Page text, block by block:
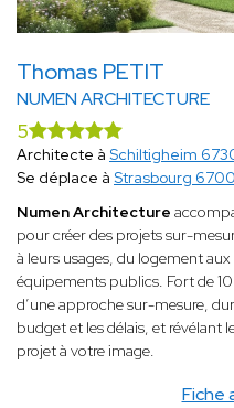
Thomas PETIT
NUMEN ARCHITECTURE
Fiche
5
Architecte à Schiltigheim
Se déplace à Strasbourg
Numen Architecture
pour créer des projets sur-
à leurs usages, du logement
équipements publics. Fort de
d’une approche sur-mesure,
budget et les délais, et
projet à votre image.